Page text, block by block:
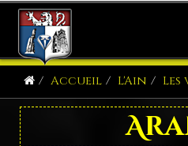
Accueil L'Ain